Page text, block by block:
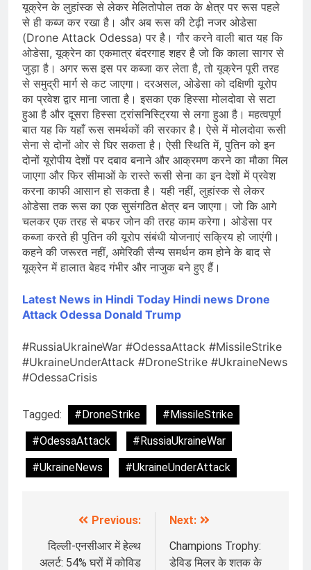
यूक्रेन के लुहांस्क से लेकर मेलितोपोल तक के क्षेत्र पर रूस पहले
से ही कब्ज कर रखा है। और अब रूस की टेढ़ी नजर ओडेसा
(Drone Attack Odessa) पर है। गौर करने वाली बात यह कि
ओडेसा, यूक्रेन का एकमात्र बंदरगाह शहर है जो कि काला सागर से
जुड़ा है। अगर रूस इस पर कब्जा कर लेता है, तो यूक्रेन पूरी तरह
से समुद्री मार्ग से कट जाएगा। दरअसल, ओडेसा को दक्षिणी यूरोप
का प्रवेश द्वार माना जाता है। इसका एक हिस्सा मोलदोवा से सटा
हुआ है और दूसरा हिस्सा ट्रांसनिस्ट्रिया से लगा हुआ है। महत्वपूर्ण
बात यह कि यहाँ रूस समर्थकों की सरकार है। ऐसे में मोलदोवा रूसी
सेना से दोनों ओर से घिर सकता है। ऐसी स्थिति में, पुतिन को इन
दोनों यूरोपीय देशों पर दबाव बनाने और आक्रमण करने का मौका मिल
जाएगा और फिर सीमाओं के रास्ते रूसी सेना का इन देशों में प्रवेश
करना काफी आसान हो सकता है। यही नहीं, लुहांस्क से लेकर
ओडेसा तक रूस का एक सुसंगठित क्षेत्र बन जाएगा। जो कि आगे
चलकर एक तरह से बफर जोन की तरह काम करेगा। ओडेसा पर
कब्जा करते ही पुतिन की यूरोप संबंधी योजनाएं सक्रिय हो जाएंगी।
कहने की जरूरत नहीं, अमेरिकी सैन्य समर्थन कम होने के बाद से
यूक्रेन में हालात बेहद गंभीर और नाजुक बने हुए हैं।
Latest News in Hindi Today Hindi news Drone
Attack Odessa Donald Trump
#RussiaUkraineWar #OdessaAttack #MissileStrike
#UkraineUnderAttack #DroneStrike #UkraineNews
#OdessaCrisis
Tagged: #DroneStrike
#MissileStrike
#OdessaAttack
#RussiaUkraineWar
#UkraineNews
#UkraineUnderAttack
navigation
Previous:
दिल्ली-एनसीआर में हेल्थ
अलर्ट: 54% घरों में कोविड
Next:
Champions Trophy:
डेविड मिलर के शतक के